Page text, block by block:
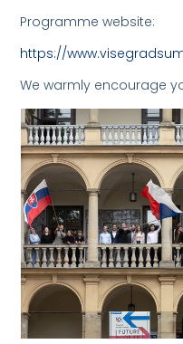
Programme website:
https://
We warmly encourage